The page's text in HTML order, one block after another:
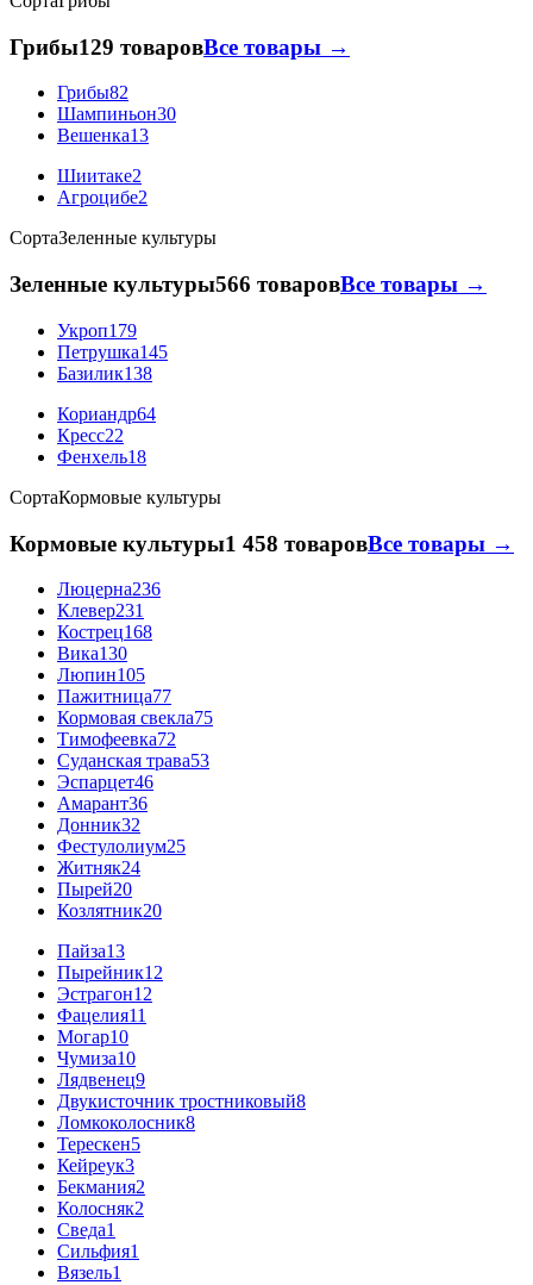
Грибы129 товаровВсе товары →
Грибы82
Шампиньон30
Вешенка13
Шиитаке2
Агроцибе2
СортаЗеленные культуры
Зеленные культуры566 товаровВсе товары →
Укроп179
Петрушка145
Базилик138
Кориандр64
Кресс22
Фенхель18
СортаКормовые культуры
Кормовые культуры1 458 товаровВсе товары →
Люцерна236
Клевер231
Кострец168
Вика130
Люпин105
Пажитница77
Кормовая свекла75
Тимофеевка72
Суданская трава53
Эспарцет46
Амарант36
Донник32
Фестулолиум25
Житняк24
Пырей20
Козлятник20
Пайза13
Пырейник12
Эстрагон12
Фацелия11
Могар10
Чумиза10
Лядвенец9
Двукисточник тростниковый8
Ломкоколосник8
Терескен5
Кейреук3
Бекмания2
Колосняк2
Сведа1
Сильфия1
Вязель1